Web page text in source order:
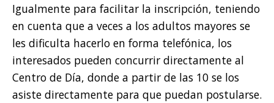
Igualmente para facilitar la inscripción, teniendo
en cuenta que a veces a los adultos mayores se
les dificulta hacerlo en forma telefónica, los
interesados pueden concurrir directamente al
Centro de Día, donde a partir de las 10 se los
asiste directamente para que puedan postularse.